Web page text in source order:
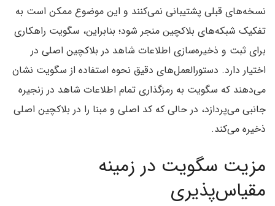
نسخه‌های قبلی پشتیبانی نمی‌کنند و این موضوع ممکن است به
تفکیک شبکه‌های بلاکچین منجر شود؛ بنابراین، سگویت راهکاری
برای ثبت و ذخیره‌سازی اطلاعات شاهد در بلاکچین اصلی در
اختیار دارد. دستورالعمل‌های دقیق نحوه استفاده از سگویت نشان
می‌دهند که سگویت به رمزگذاری تمام اطلاعات شاهد در زنجیره
جانبی می‌پردازد، در حالی که کد اصلی و مبنا را در بلاکچین اصلی
ذخیره می‌کند.
مزیت سگویت در زمینه
مقیاس‌پذیری